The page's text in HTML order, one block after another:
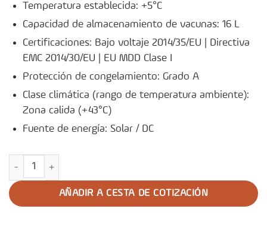
Temperatura establecida: +5°C
Capacidad de almacenamiento de vacunas: 16 L
Certificaciones: Bajo voltaje 2014/35/EU | Directiva
EMC 2014/30/EU | EU MDD Clase I
Protección de congelamiento: Grado A
Clase climática (rango de temperatura ambiente):
Zona calida (+43°C)
Fuente de energía: Solar / DC
Refrigerador con Accionamiento Solar Directo para Vacunas y
AÑADIR A CESTA DE COTIZACIÓN